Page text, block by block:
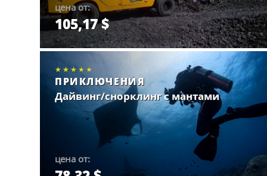
цена от:
105,17 $
Забронировать.
★★★★★
★★★★★
★★★★★
ПРИКЛЮЧЕНИЯ
Дайвинг/снорклинг с мантами
цена от: